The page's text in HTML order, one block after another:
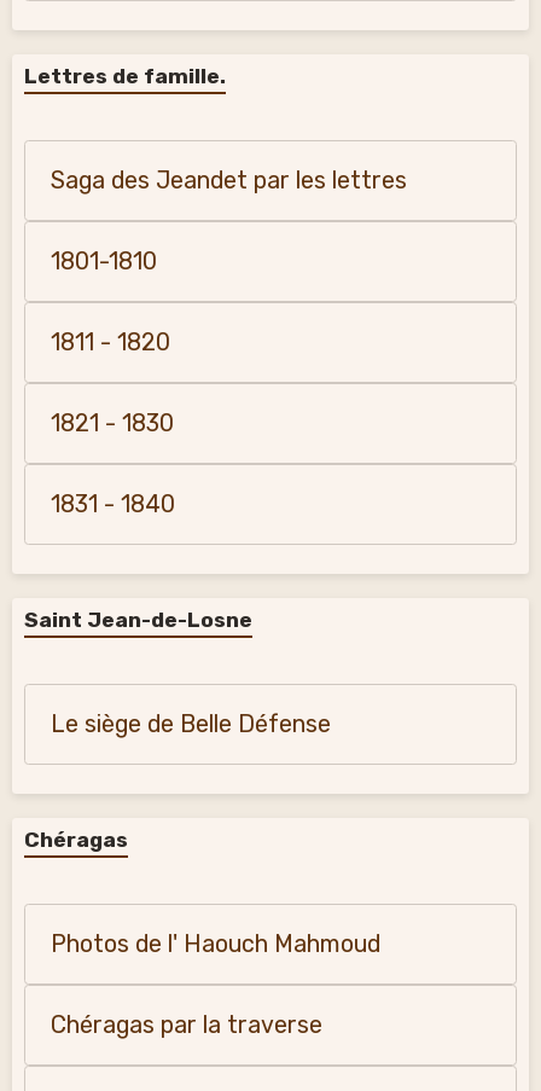
Lettres de famille.
Saga des Jeandet par les lettres
1801-1810
1811 - 1820
1821 - 1830
1831 - 1840
Saint Jean-de-Losne
Le siège de Belle Défense
Chéragas
Photos de l' Haouch Mahmoud
Chéragas par la traverse